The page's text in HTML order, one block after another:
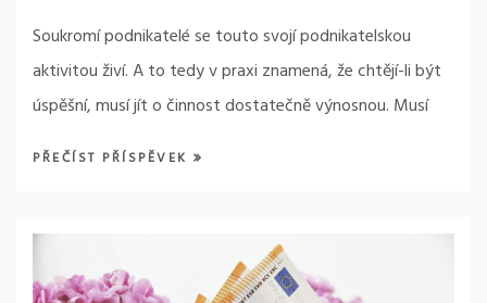
Soukromí podnikatelé se touto svojí podnikatelskou
aktivitou živí. A to tedy v praxi znamená, že chtějí-li být
úspěšní, musí jít o činnost dostatečně výnosnou. Musí
PŘEČÍST PŘÍSPĚVEK